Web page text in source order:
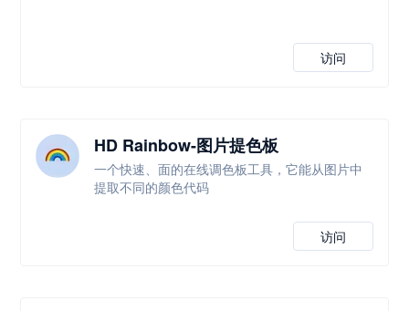
访问
HD Rainbow-图片提色板
一个快速、面的在线调色板工具，它能从图片中
提取不同的颜色代码
访问